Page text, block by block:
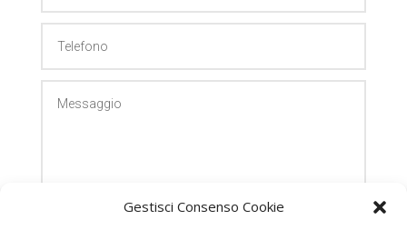
Gestisci Consenso Cookie